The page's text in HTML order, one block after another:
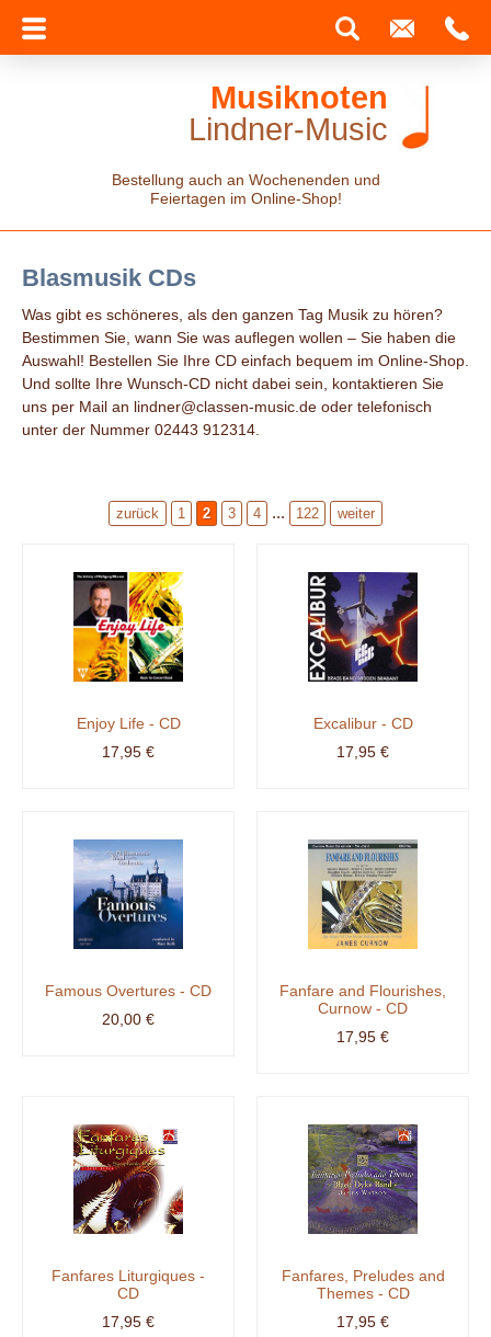
Musiknoten
Lindner-Music
Bestellung auch an Wochenenden und
Feiertagen im Online-Shop!
Blasmusik CDs
Was gibt es schöneres, als den ganzen Tag Musik zu hören?
Bestimmen Sie, wann Sie was auflegen wollen – Sie haben die
Auswahl! Bestellen Sie Ihre CD einfach bequem im Online-Shop.
Und sollte Ihre Wunsch-CD nicht dabei sein, kontaktieren Sie
uns per Mail an lindner@classen-music.de oder telefonisch
unter der Nummer 02443 912314.
zurück 1 2 3 4 ... 122 weiter
Enjoy Life - CD
17,95 €
Excalibur - CD
17,95 €
Famous Overtures - CD
20,00 €
Fanfare and Flourishes,
Curnow - CD
17,95 €
Fanfares Liturgiques -
CD
17,95 €
Fanfares, Preludes and
Themes - CD
17,95 €